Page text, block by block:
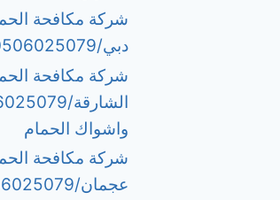
شركة مكافحة
دبي/0506025079 |تركيب طارد الحمام
شركة مكافحة
واشواك الحمام
شركة مكافحة